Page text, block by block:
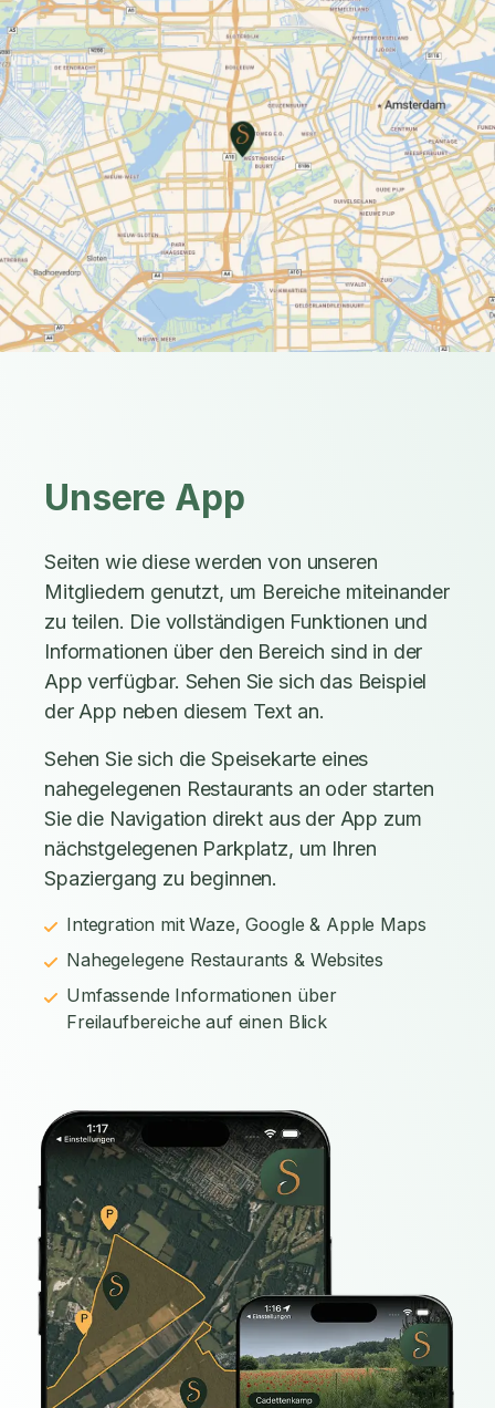
Unsere App
Seiten wie diese werden von unseren
Mitgliedern genutzt, um Bereiche miteinander
zu teilen. Die vollständigen Funktionen und
Informationen über den Bereich sind in der
App verfügbar. Sehen Sie sich das Beispiel
der App neben diesem Text an.
Sehen Sie sich die Speisekarte eines
nahegelegenen Restaurants an oder starten
Sie die Navigation direkt aus der App zum
nächstgelegenen Parkplatz, um Ihren
Spaziergang zu beginnen.
Integration mit Waze, Google & Apple Maps
Nahegelegene Restaurants & Websites
Umfassende Informationen über
Freilaufbereiche auf einen Blick